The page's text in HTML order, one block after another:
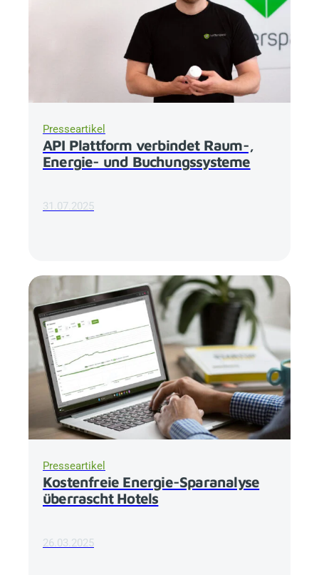
Presseartikel
API Plattform verbindet Raum-,
Energie- und Buchungssysteme
31.07.2025
Presseartikel
Kostenfreie Energie-Sparanalyse
überrascht Hotels
26.03.2025